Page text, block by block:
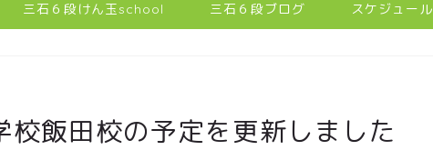
三石６段けん玉school 三石６段ブログ スケジュール
校飯田校の予定を更新しました